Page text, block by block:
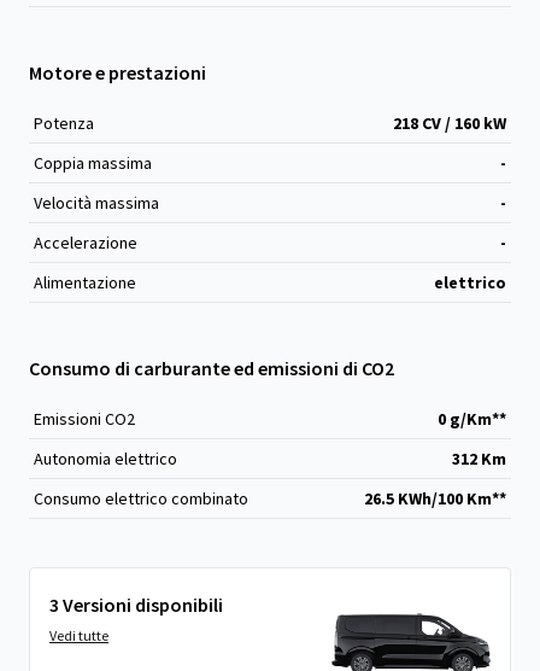
Motore e prestazioni
Potenza
218 CV / 160 kW
Coppia massima
-
Velocità massima
-
Accelerazione
-
Alimentazione
elettrico
Consumo di carburante ed emissioni di CO2
Emissioni CO2
0 g/Km**
Autonomia elettrico
312 Km
Consumo elettrico combinato
26.5 KWh/100 Km**
3 Versioni disponibili
Vedi tutte